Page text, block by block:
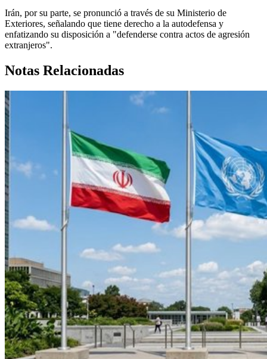
Irán, por su parte, se pronunció a través de su Ministerio de
Exteriores, señalando que tiene derecho a la autodefensa y
enfatizando su disposición a "defenderse contra actos de agresión
extranjeros".
Notas Relacionadas